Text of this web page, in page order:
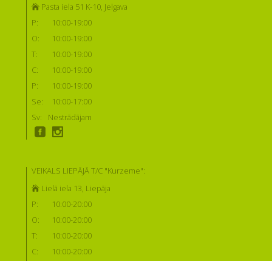
Pasta iela 51 K-10, Jelgava
P:
10:00-19:00
O:
10:00-19:00
T:
10:00-19:00
C:
10:00-19:00
P:
10:00-19:00
Se:
10:00-17:00
Sv:
Nestrādājam
VEIKALS LIEPĀJĀ T/C "Kurzeme":
Lielā iela 13, Liepāja
P:
10:00-20:00
O:
10:00-20:00
T:
10:00-20:00
C:
10:00-20:00